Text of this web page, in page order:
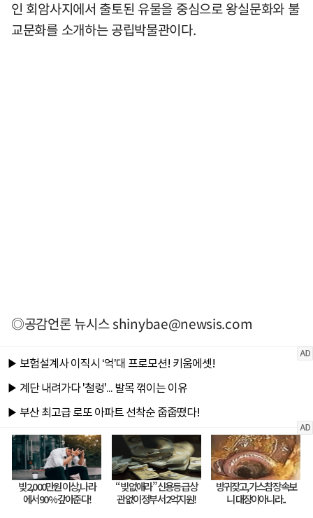
인 회암사지에서 출토된 유물을 중심으로 왕실문화와 불
교문화를 소개하는 공립박물관이다.
◎공감언론 뉴시스shinybae@newsis.com